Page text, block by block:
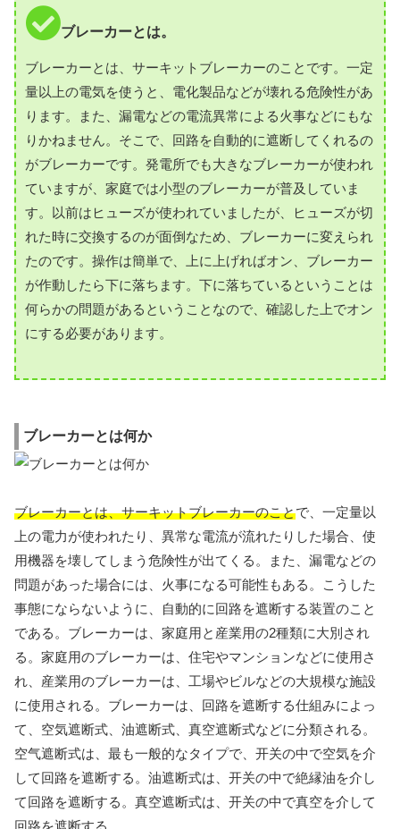
ブレーカーとは。
ブレーカーとは、サーキットブレーカーのことです。一定
量以上の電気を使うと、電化製品などが壊れる危険性があ
ります。また、漏電などの電流異常による火事などにもな
りかねません。そこで、回路を自動的に遮断してくれるの
がブレーカーです。発電所でも大きなブレーカーが使われ
ていますが、家庭では小型のブレーカーが普及していま
す。以前はヒューズが使われていましたが、ヒューズが切
れた時に交換するのが面倒なため、ブレーカーに変えられ
たのです。操作は簡単で、上に上げればオン、ブレーカー
が作動したら下に落ちます。下に落ちているということは
何らかの問題があるということなので、確認した上でオン
にする必要があります。
ブレーカーとは何か
ブレーカーとは、サーキットブレーカーのことで、一定量以
上の電力が使われたり、異常な電流が流れたりした場合、使
用機器を壊してしまう危険性が出てくる。また、漏電などの
問題があった場合には、火事になる可能性もある。こうした
事態にならないように、自動的に回路を遮断する装置のこと
である。ブレーカーは、家庭用と産業用の2種類に大別され
る。家庭用のブレーカーは、住宅やマンションなどに使用さ
れ、産業用のブレーカーは、工場やビルなどの大規模な施設
に使用される。ブレーカーは、回路を遮断する仕組みによっ
て、空気遮断式、油遮断式、真空遮断式などに分類される。
空气遮断式は、最も一般的なタイプで、开关の中で空気を介
して回路を遮断する。油遮断式は、开关の中で絶縁油を介し
て回路を遮断する。真空遮断式は、开关の中で真空を介して
回路を遮断する。